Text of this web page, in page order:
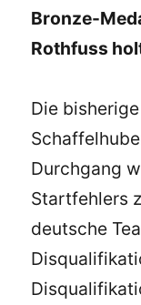
Bronze-
Rothfuss
Die
Durchgang
Startfehlers
deutsche